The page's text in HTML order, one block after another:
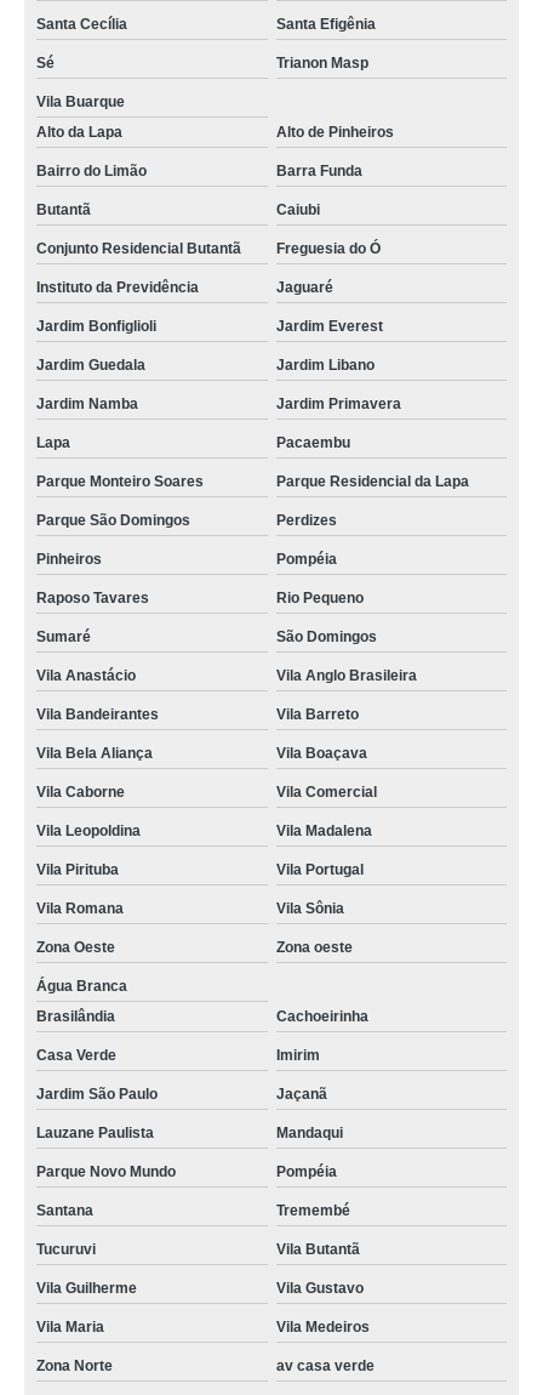
assistencia maquina lavar cotar Vila Comercial
Primavera
assistencia maquina lavar cotar Vila Anastácio
onde encontro assistencia tecnica samsung maquina de lavar e secar Vila
Bela Aliança
onde encontrar assistencia tecnica maquina lavar samsung Conjunto
Residencial Butantã
assistencia tecnica para maquina de lavar cotar Barra Funda
samsung maquina de lavar assistencia tecnica orçamento Largo do Arouche
assistencia maquina de lavar Parque Monteiro Soares
assistencia tecnica maquina lavar samsung Cachoeirinha
maquina de lavar assistencia vila ester
onde encontrar samsung maquina de lavar assistencia tecnica Imirim
assistencia tecnica para maquina de lavar Higienópolis
assistencia tecnica de maquina de lavar limão
assistencia maquina de lavar Zona Oeste
conserto de maquina de lavar assistencia Jardim Bonfiglioli
onde encontro assistencia tecnica maquina lavar samsung Vila Pirituba
onde encontro assistencia maquina lavar avenida imirin
assistencia tecnica maquina de lavar samsung cotar Vila Leopoldina
samsung maquina de lavar assistencia tecnica Vila Bandeirantes
assistencia maquina de lavar cotar Pompéia
onde encontro assistencia tecnica maquina de lavar Luz
assistencia tecnica maquina de lavar Jardim Everest
assistencia tecnica samsung maquina de lavar orçamento Vila Barreto
assistencia tecnica para maquina de lavar cotar cachoeirinha
onde encontro assistencia tecnica de maquina de lavar vila prado
samsung assistencia tecnica maquina de lavar cotar Santa Efigênia
assistencia tecnica de maquina de lavar cotar avenida engenheiro caetano
alvares
assistencia tecnica maquina de lavar samsung orçamento vila prado
Residencial da Lapa
assistencia maquina de lavar cotar Centro
Santa Cecília Santa Efigênia
Sé Trianon Masp
Vila Buarque
Alto da Lapa
Alto de Pinheiros
Bairro do Limão Barra Funda
Butantã Caiubi
Conjunto Residencial Butantã Freguesia do Ó
Instituto da Previdência Jaguaré
Jardim Bonfiglioli Jardim Everest
Jardim Guedala Jardim Libano
Jardim Namba Jardim Primavera
Lapa Pacaembu
Parque Monteiro Soares Parque Residencial da Lapa
Parque São Domingos Perdizes
Pinheiros Pompéia
Raposo Tavares Rio Pequeno
Sumaré São Domingos
Vila Anastácio Vila Anglo Brasileira
Vila Bandeirantes Vila Barreto
Vila Bela Aliança Vila Boaçava
Vila Caborne Vila Comercial
Vila Leopoldina Vila Madalena
Vila Pirituba Vila Portugal
Vila Romana Vila Sônia
Zona Oeste Zona oeste
Água Branca
Brasilândia
Cachoeirinha
Casa Verde Imirim
Jardim São Paulo Jaçanã
Lauzane Paulista Mandaqui
Parque Novo Mundo Pompéia
Santana Tremembé
Tucuruvi Vila Butantã
Vila Guilherme Vila Gustavo
Vila Maria Vila Medeiros
Zona Norte av casa verde